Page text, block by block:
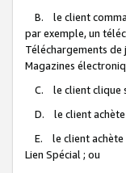
B. le client
par exemple, un
Téléchargements de
Magazines
C. le client clique
D. le client achète
E. le client achète
Lien Spécial ; ou